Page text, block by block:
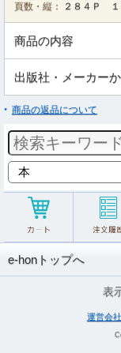
頁数・縦：
２８４Ｐ １
商品の内容
出版社・メーカー
商品の返品について
e-honトップへ
表
運営会